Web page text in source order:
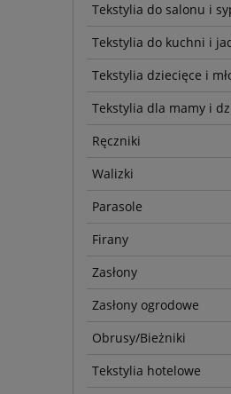
Tekstylia do salonu i
Tekstylia do kuchni i
Tekstylia dziecięce i
Tekstylia dla mamy i
Ręczniki
Walizki
Parasole
Firany
Zasłony
Zasłony ogrodowe
Obrusy/Bieżniki
Tekstylia hotelowe